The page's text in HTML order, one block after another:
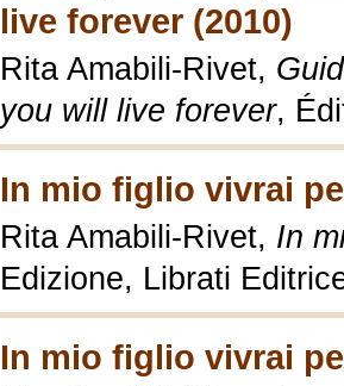
live forever (2010)
Rita Amabili-Rivet,
you will live forever,
In mio figlio vivrai
Rita Amabili-Rivet, In
Edizione, Librati
In mio figlio vivrai